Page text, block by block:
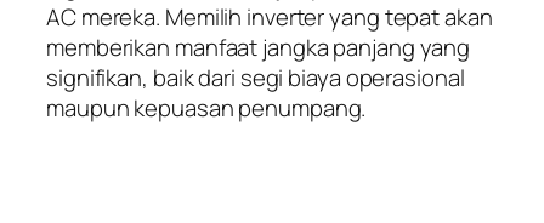
AC mereka. Memilih inverter yang tepat akan
memberikan manfaat jangka panjang yang
signifikan, baik dari segi biaya operasional
maupun kepuasan penumpang.